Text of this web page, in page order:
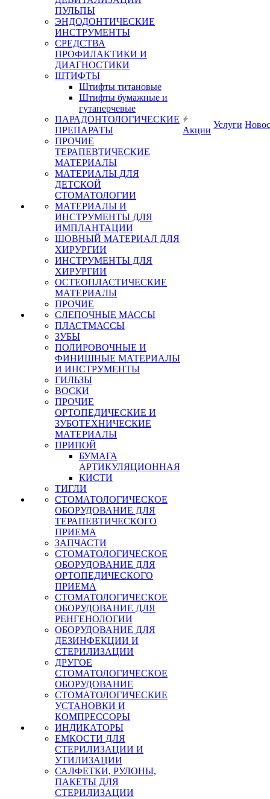
ПУЛЬПЫ
ЭНДОДОНТИЧЕСКИЕ
ИНСТРУМЕНТЫ
СРЕДСТВА
ПРОФИЛАКТИКИ И
ДИАГНОСТИКИ
ШТИФТЫ
Штифты титановые
Штифты бумажные и
гутаперчевые
ПАРАДОНТОЛОГИЧЕСКИЕ
ПРЕПАРАТЫ
ПРОЧИЕ
ТЕРАПЕВТИЧЕСКИЕ
МАТЕРИАЛЫ
МАТЕРИАЛЫ ДЛЯ
ДЕТСКОЙ
СТОМАТОЛОГИИ
МАТЕРИАЛЫ И
ИНСТРУМЕНТЫ ДЛЯ
ИМПЛАНТАЦИИ
ШОВНЫЙ МАТЕРИАЛ ДЛЯ
ХИРУРГИИ
ИНСТРУМЕНТЫ ДЛЯ
ХИРУРГИИ
ОСТЕОПЛАСТИЧЕСКИЕ
МАТЕРИАЛЫ
ПРОЧИЕ
СЛЕПОЧНЫЕ МАССЫ
ПЛАСТМАССЫ
ЗУБЫ
ПОЛИРОВОЧНЫЕ И
ФИНИШНЫЕ МАТЕРИАЛЫ
И ИНСТРУМЕНТЫ
ГИЛЬЗЫ
ВОСКИ
ПРОЧИЕ
ОРТОПЕДИЧЕСКИЕ И
ЗУБОТЕХНИЧЕСКИЕ
МАТЕРИАЛЫ
ПРИПОЙ
БУМАГА
АРТИКУЛЯЦИОННАЯ
КИСТИ
ТИГЛИ
СТОМАТОЛОГИЧЕСКОЕ
ОБОРУДОВАНИЕ ДЛЯ
ТЕРАПЕВТИЧЕСКОГО
ПРИЕМА
ЗАПЧАСТИ
СТОМАТОЛОГИЧЕСКОЕ
ОБОРУДОВАНИЕ ДЛЯ
ОРТОПЕДИЧЕСКОГО
ПРИЕМА
СТОМАТОЛОГИЧЕСКОЕ
ОБОРУДОВАНИЕ ДЛЯ
РЕНГЕНОЛОГИИ
ОБОРУДОВАНИЕ ДЛЯ
ДЕЗИНФЕКЦИИ И
СТЕРИЛИЗАЦИИ
ДРУГОЕ
СТОМАТОЛОГИЧЕСКОЕ
ОБОРУДОВАНИЕ
СТОМАТОЛОГИЧЕСКИЕ
УСТАНОВКИ И
КОМПРЕССОРЫ
ИНДИКАТОРЫ
ЕМКОСТИ ДЛЯ
СТЕРИЛИЗАЦИИ И
УТИЛИЗАЦИИ
САЛФЕТКИ, РУЛОНЫ,
ПАКЕТЫ ДЛЯ
СТЕРИЛИЗАЦИИ
Акции
Услуги